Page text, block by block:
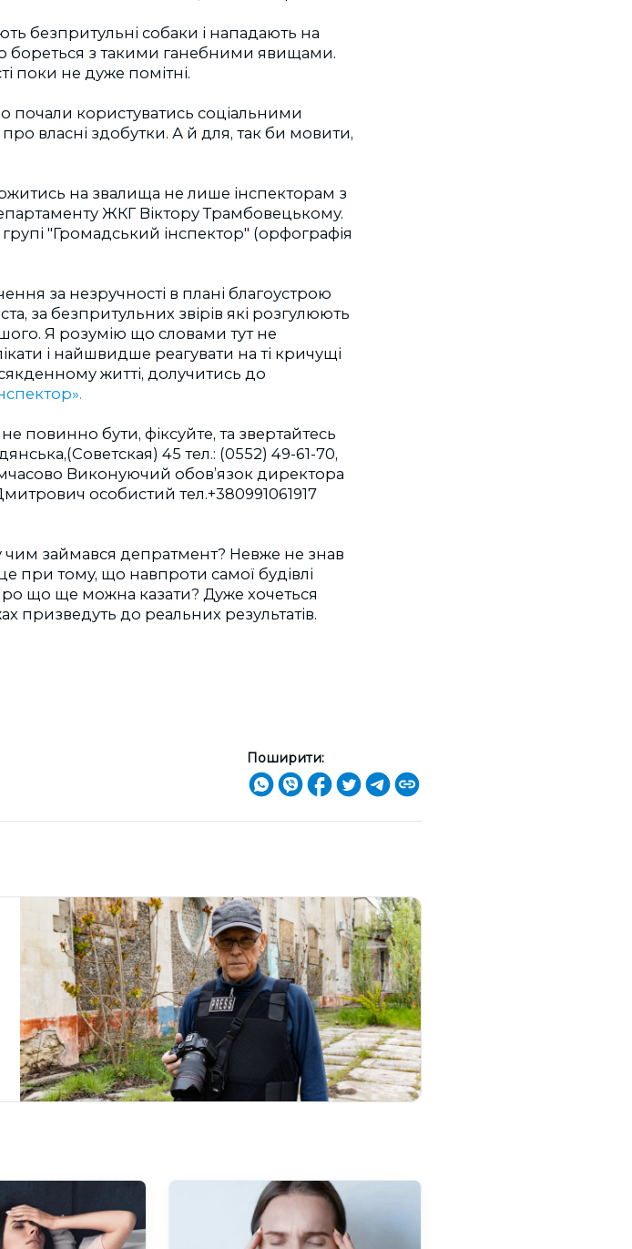
безпритульні собаки і нападають на
бореться з такими ганебними явищами.
поки не дуже помітні.
почали користуватись соціальними
власні здобутки. А й для, так би мовити,
на звалища не лише інспекторам з
ЖКГ Віктору Трамбовецькому.
"Громадський інспектор" (орфографія
за незручності в плані благоустрою
за безпритульних звірів які розгулюють
Я розумію що словами тут не
і найшвидше реагувати на ті кричущі
житті, долучитись до
повинно бути, фіксуйте, та звертайтесь
45 тел.: (0552) 49-61-70,
Виконуючий обов’язок директора
особистий тел.+380991061917
чим займався депратмент? Невже не знав
при тому, що навпроти самої будівлі
що ще можна казати? Дуже хочеться
призведуть до реальних результатів.
Поширити: